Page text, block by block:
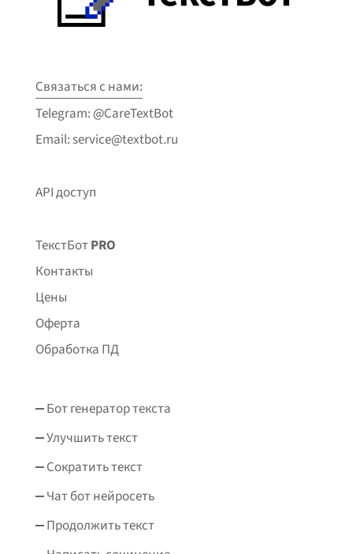
Связаться с нами:
Telegram: @CareTextBot
Email: service@textbot.ru
API доступ
ТекстБотPRO
Контакты
Цены
Оферта
Обработка ПД
Бот генератор текста
Улучшить текст
Сократить текст
Чат бот нейросеть
Продолжить текст